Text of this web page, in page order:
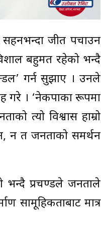
जीत पचाउन
बहुमत रहेको भन्दै
गर्न सुझाए । उनले
गरे । ‘नेकपाका रूपमा
त्यो विश्वास हाम्रो
न त जनताको समर्थन
भन्दै प्रचण्डले जनताले
सामूहिकताबाट मात्र